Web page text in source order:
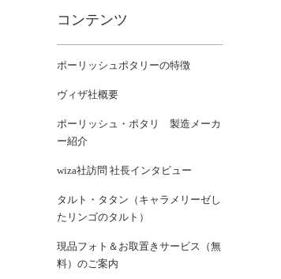
コンテンツ
ポーリッシュポタリーの特徴
ヴィザ社概要
ポーリッシュ・ポタリ 製造メーカ
ー紹介
wiza社訪問 社長インタビュー
タルト・タタン（キャラメリーゼし
たリンゴのタルト）
現品フォト＆お取置きサービス（無
料）のご案内